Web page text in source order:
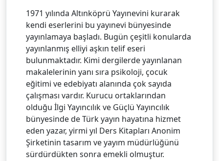
1971 yılında Altınköprü Yayınevini kurarak
kendi eserlerini bu yayınevi bünyesinde
yayınlamaya başladı. Bugün çeşitli konularda
yayınlanmış elliyi aşkın telif eseri
bulunmaktadır. Kimi dergilerde yayınlanan
makalelerinin yanı sıra psikoloji, çocuk
eğitimi ve edebiyatı alanında çok sayıda
çalışması vardır. Kurucu ortaklarından
olduğu İlgi Yayıncılık ve Güçlü Yayıncılık
bünyesinde de Türk yayın hayatına hizmet
eden yazar, yirmi yıl Ders Kitapları Anonim
Şirketinin tasarım ve yayım müdürlüğünü
sürdürdükten sonra emekli olmuştur.